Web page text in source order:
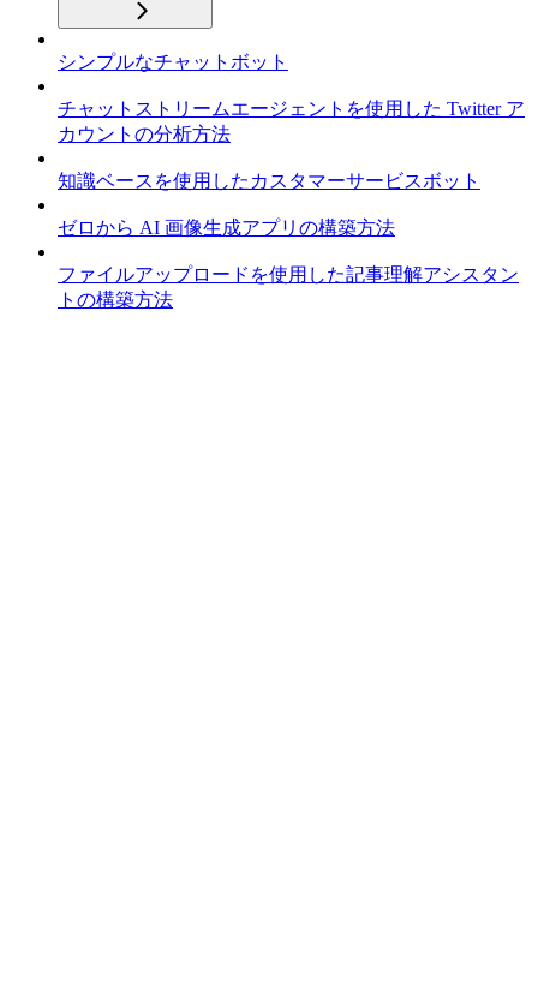
シンプルなチャットボット
チャットストリームエージェントを使用した Twitter ア
カウントの分析方法
知識ベースを使用したカスタマーサービスボット
ゼロから AI 画像生成アプリの構築方法
ファイルアップロードを使用した記事理解アシスタン
トの構築方法